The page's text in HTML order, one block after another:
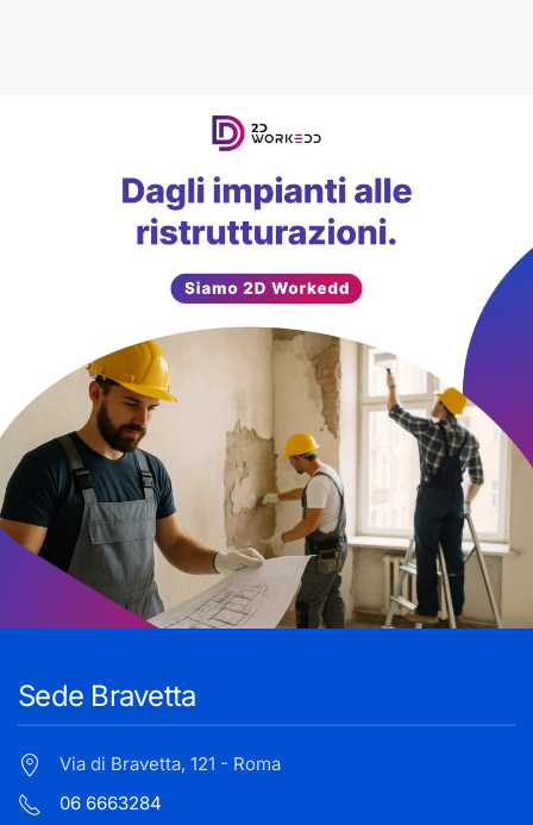
Sede Bravetta
Via di Bravetta, 121 - Roma
06 6663284